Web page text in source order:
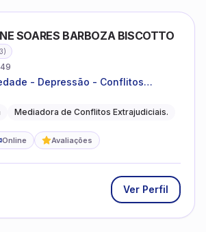
SOARES BARBOZA BISCOTTO
3)
- Depressão - Conflitos
- Autoestima -
Mediadora de Conflitos Extrajudiciais.
Online Avaliações
Ver Perfil